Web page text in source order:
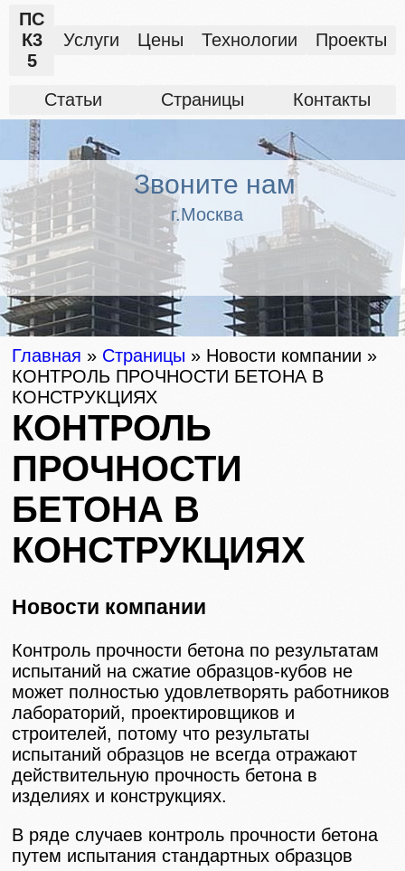
ПС
К3
5
Услуги Цены Технологии Проекты
Статьи Страницы Контакты
Звоните нам
г.Москва
Главная » Страницы » Новости компании »
КОНТРОЛЬ ПРОЧНОСТИ БЕТОНА В
КОНСТРУКЦИЯХ
КОНТРОЛЬ
ПРОЧНОСТИ
БЕТОНА В
КОНСТРУКЦИЯХ
Новости компании
Контроль прочности бетона по результатам
испытаний на сжатие образцов-кубов не
может полностью удовлетворять работников
лабораторий, проектировщиков и
строителей, потому что результаты
испытаний образцов не всегда отражают
действительную прочность бетона в
изделиях и конструкциях.
В ряде случаев контроль прочности бетона
путем испытания стандартных образцов